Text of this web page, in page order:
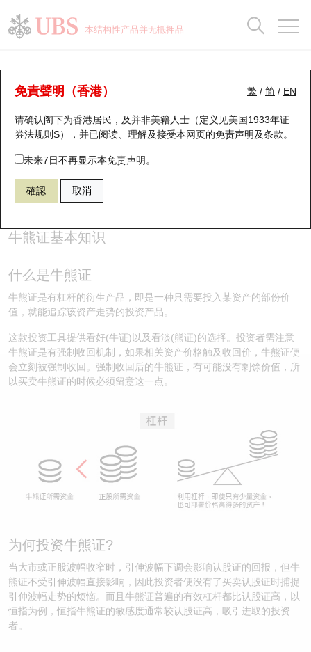
本结构性产品并无抵押品
繁 / 简 / EN
免責聲明（香港）
请确认阁下为香港居民，及并非美籍人士（定义见美国1933年证
券法规则S），并已阅读、理解及接受本网页的免责声明及条款。
未来7日不再显示本免责声明。
確認 取消
牛熊证投资者教育 - 牛熊证基本知识
牛熊证知多啲
牛熊证基本知识
什么是牛熊证
牛熊证是有杠杆的衍生产品，即是一种只需要投入某资产的部份价
值，就能追踪该资产走势的投资产品。
这款投资工具提供看好(牛证)以及看淡(熊证)的选择。投资者需注意
牛熊证是有强制收回机制，如果相关资产价格触及收回价，牛熊证便
会立刻被强制收回。强制收回后的牛熊证，有可能没有剩馀价值，所
以买卖牛熊证的时候必须留意这一点。
为何投资牛熊证?
当大市或正股波幅收窄时，引伸波幅下调会影响认股证的回报，但牛
熊证不受引伸波幅直接影响，因此投资者便没有了买卖认股证时捕捉
引伸波幅走势的烦恼。而且牛熊证普遍的有效杠杆都比认股证高，以
恒指为例，恒指牛熊证的敏感度通常较认股证高，吸引进取的投资
者。
瑞银认股证一览
新发行瑞银认股证
即将到期认股证
认股证到期结算价查找
认股证分析仪
引伸波幅比较图
认股证/牛熊证日志
认股证文件及公告
街货统计
比较
牛熊全景快搜
牛熊证搜寻
牛熊证街货分布图
正股牛熊证列表
新发行瑞银牛熊证
即将到期牛熊证
牛熊证到期结算价查找
牛熊证分析仪
牛熊证文件及公告 (瑞信)
街货统计
比较
十大升幅/跌幅
十大认股证成交分布
十天股证占大市成交
资金流
街货统计
正股分析仪
二十大活跃股份
恒指成份股
国指成份股
科指成份股
业绩及经济日历
中资ETFs溢价比较
AH 股价对照
收市竞价变化
持股比重
显示所有持股比重
每月轮证大市专题
轮证专栏
讲座及教育短片
认股证投资者教育
牛熊证投资者教育